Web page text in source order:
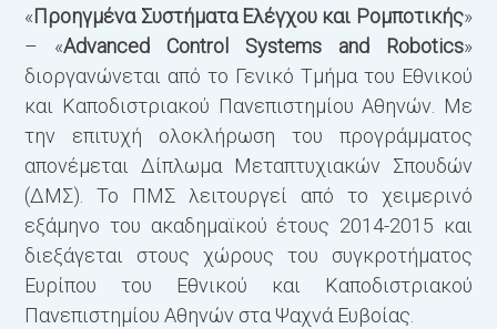
«Προηγμένα Συστήματα Ελέγχου και Ρομποτικής»
– «Advanced Control Systems and Robotics»
διοργανώνεται από το Γενικό Τμήμα του Εθνικού
και Καποδιστριακού Πανεπιστημίου Αθηνών. Με
την επιτυχή ολοκλήρωση του προγράμματος
απονέμεται Δίπλωμα Μεταπτυχιακών Σπουδών
(ΔΜΣ). Το ΠΜΣ λειτουργεί από το χειμερινό
εξάμηνο του ακαδημαϊκού έτους 2014-2015 και
διεξάγεται στους χώρους του συγκροτήματος
Ευρίπου του Εθνικού και Καποδιστριακού
Πανεπιστημίου Αθηνών στα Ψαχνά Ευβοίας.